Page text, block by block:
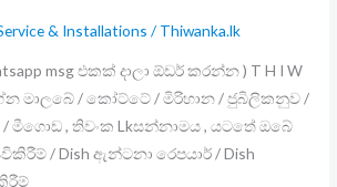
& Installations / Thiwanka.lk
msg එකක් දාලා ඕඩර් කරන්න ) T H I W
මාලබේ / කෝට්ටේ / මිරිහාන / ජුබිලිකනුව /
මීගොඩ , තිවංක Lkසන්නාමය , යටතේ ඔබේ
/ Dish ඇන්ටනා රෙපයාර් / Dish